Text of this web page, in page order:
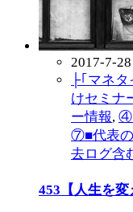
2017-7-28
├｢マネタ
けセミナ
ー情報,
⑦■代表の
去ログ含
453【人生を